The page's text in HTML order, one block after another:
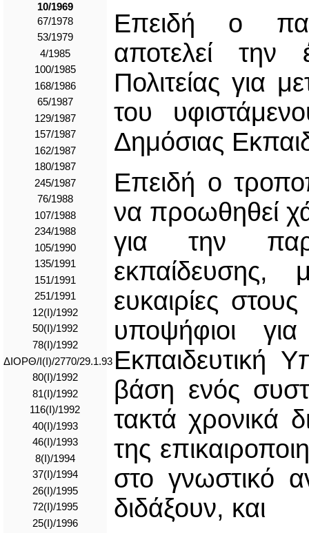
10/1969
67/1978
53/1979
4/1985
100/1985
168/1986
65/1987
129/1987
157/1987
162/1987
180/1987
245/1987
76/1988
107/1988
234/1988
105/1990
135/1991
151/1991
251/1991
12(I)/1992
50(I)/1992
78(I)/1992
ΔΙΟΡΘ/I(I)/2770/29.1.93
80(I)/1992
81(I)/1992
116(I)/1992
40(I)/1993
46(I)/1993
8(I)/1994
37(I)/1994
26(I)/1995
72(I)/1995
25(I)/1996
Επειδή ο
αποτελεί
Πολιτείας για
του
Δημόσιας
Επειδή ο
να προωθηθεί
για την
ευκαιρίες
υποψήφιοι
Εκπαιδευτική
βάση ενός
τακτά χρονικά
της
στο γνωστικό
διδάξουν, και